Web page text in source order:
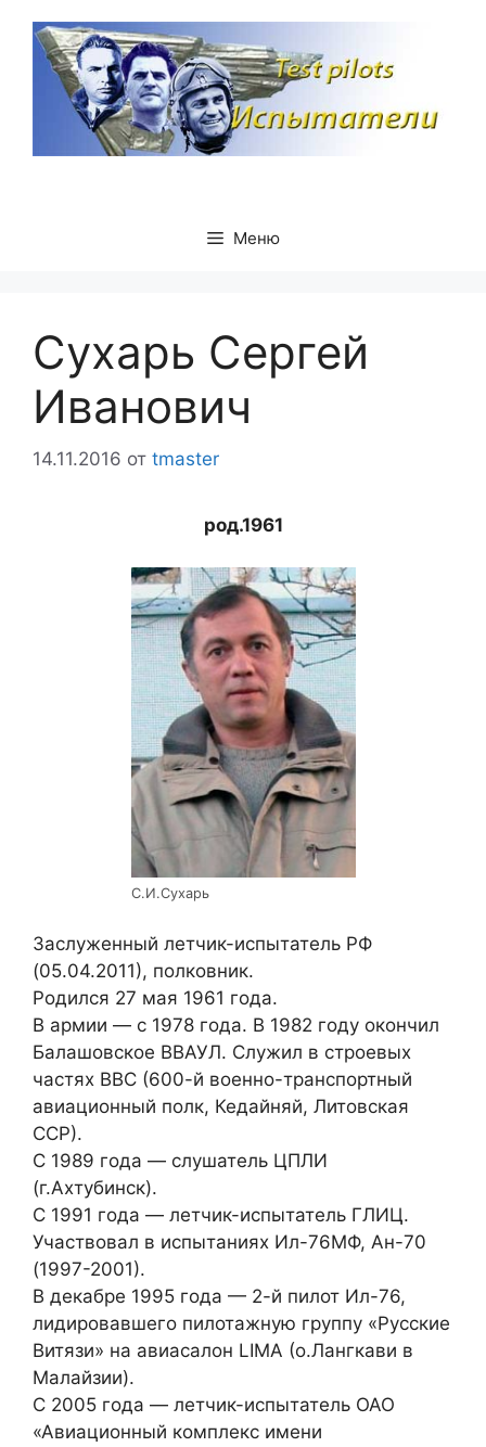
содержимому
Меню
Сухарь Сергей
Иванович
14.11.2016 от tmaster
род.1961
С.И.Сухарь
Заслуженный летчик-испытатель РФ
(05.04.2011), полковник.
Родился 27 мая 1961 года.
В армии — с 1978 года. В 1982 году окончил
Балашовское ВВАУЛ. Служил в строевых
частях ВВС (600-й военно-транспортный
авиационный полк, Кедайняй, Литовская
ССР).
С 1989 года — слушатель ЦПЛИ
(г.Ахтубинск).
С 1991 года — летчик-испытатель ГЛИЦ.
Участвовал в испытаниях Ил-76МФ, Ан-70
(1997-2001).
В декабре 1995 года — 2-й пилот Ил-76,
лидировавшего пилотажную группу «Русские
Витязи» на авиасалон LIMA (о.Лангкави в
Малайзии).
С 2005 года — летчик-испытатель ОАО
«Авиационный комплекс имени